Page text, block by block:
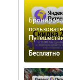
Бесплатно